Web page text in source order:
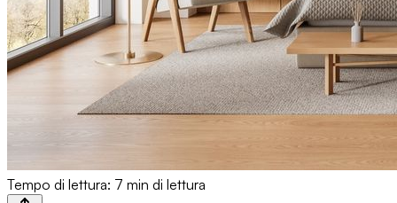
Tempo di lettura: 7 min di lettura